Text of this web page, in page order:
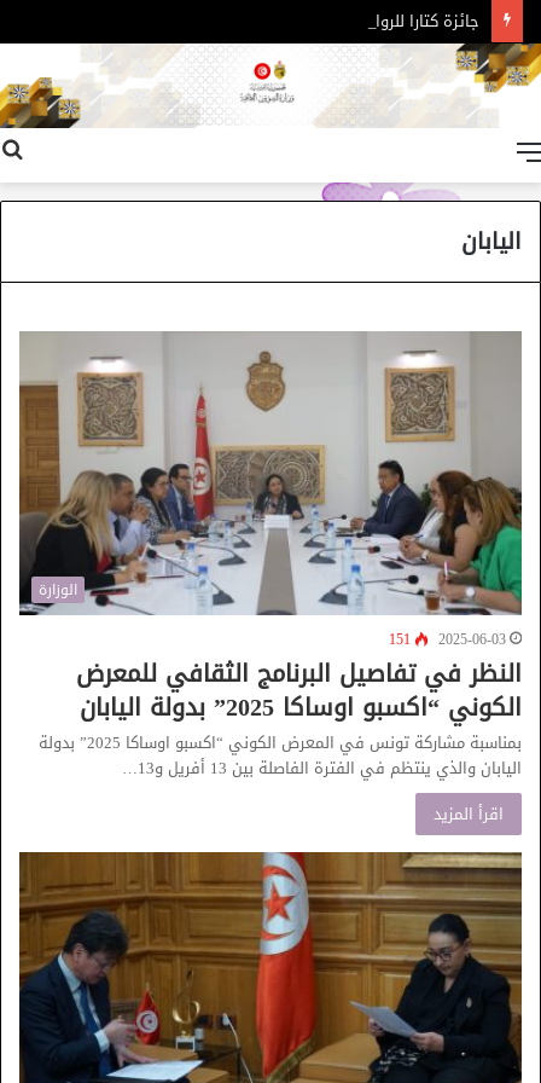
جائزة كتارا للرواية العربية – الدورة 11
اليابان
الوزارة
2025-06-03
151
النظر في تفاصيل البرنامج الثقافي للمعرض
الكوني “اكسبو اوساكا 2025” بدولة اليابان
بمناسبة مشاركة تونس في المعرض الكوني “اكسبو اوساكا 2025” بدولة
اليابان والذي ينتظم في الفترة الفاصلة بين 13 أفريل و13…
اقرأ المزيد